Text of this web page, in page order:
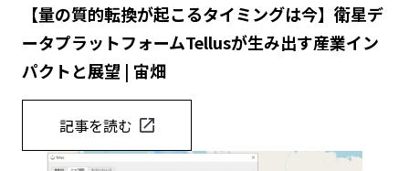
【量の質的転換が起こるタイミングは今】衛星デ
ータプラットフォームTellusが生み出す産業イン
パクトと展望 | 宙畑
記事を読む